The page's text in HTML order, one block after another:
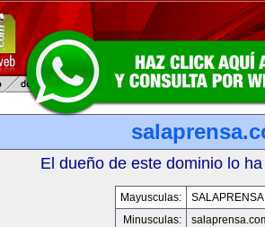
El dueño de este dominio lo
Mayusculas:
Minusculas: